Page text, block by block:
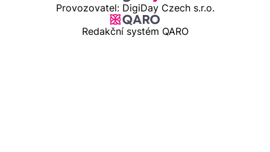
Provozovatel: DigiDay Czech s.r.o.
Redakční systém QARO